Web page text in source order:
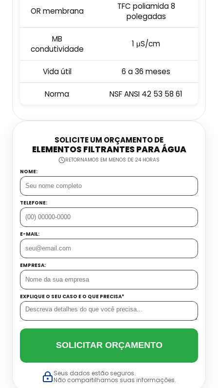
Osmose Reversa Industrial A Venda
Estação De Tratamento De Água Eta
Estação De Tratamento De Água Industrial
Estação Tratamento De Água
Filtro Para Remoção De Ferro
Filtro Para Remoção De Fluoreto
Filtros Para Estação De Tratamento De
Água
OR membrana
TFC poliamida 8
polegadas
MB
condutividade
1 μS/cm
Vida útil 6 a 36 meses
Norma NSF ANSI 42 53 58 61
SOLICITE UM ORÇAMENTO DE
ELEMENTOS FILTRANTES PARA ÁGUA
RETORNAMOS EM MENOS DE 24 HORAS
NOME:
TELEFONE:
E-MAIL:
EMPRESA:
EXPLIQUE O SEU CASO E O QUE PRECISA*
SOLICITAR ORÇAMENTO
Seus dados estão seguros.
Não compartilhamos suas informações.